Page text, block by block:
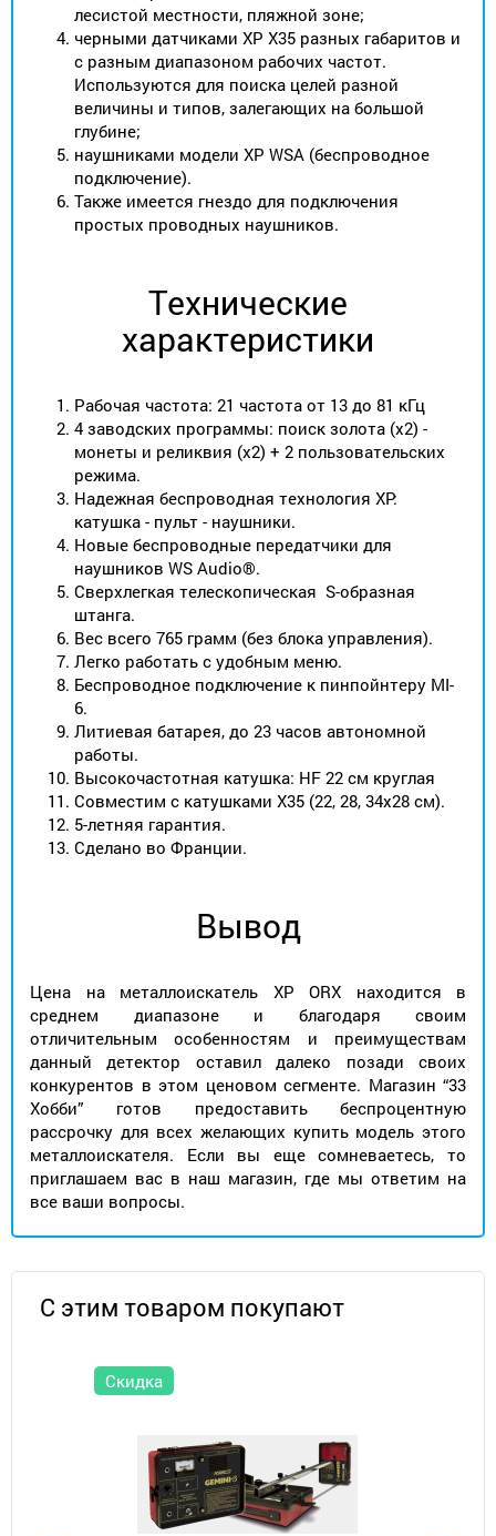
лесистой местности, пляжной зоне;
черными датчиками XP X35 разных габаритов и
с разным диапазоном рабочих частот.
Используются для поиска целей разной
величины и типов, залегающих на большой
глубине;
наушниками модели XP WSA (беспроводное
подключение).
Также имеется гнездо для подключения
простых проводных наушников.
Технические
характеристики
Рабочая частота: 21 частота от 13 до 81 кГц
4 заводских программы: поиск золота (x2) -
монеты и реликвия (x2) + 2 пользовательских
режима.
Надежная беспроводная технология XP:
катушка - пульт - наушники.
Новые беспроводные передатчики для
наушников WS Audio®.
Сверхлегкая телескопическая S-образная
штанга.
Вес всего 765 грамм (без блока управления).
Легко работать с удобным меню.
Беспроводное подключение к пинпойнтеру MI-
6.
Литиевая батарея, до 23 часов автономной
работы.
Высокочастотная катушка: HF 22 см круглая ​
Совместим с катушками X35 (22, 28, 34х28 см).
5-летняя гарантия.
Сделано во Франции.
Вывод
Цена на металлоискатель XP ORX находится в
среднем диапазоне и благодаря своим
отличительным особенностям и преимуществам
данный детектор оставил далеко позади своих
конкурентов в этом ценовом сегменте. Магазин “33
Хобби” готов предоставить беспроцентную
рассрочку для всех желающих купить модель этого
металлоискателя. Если вы еще сомневаетесь, то
приглашаем вас в наш магазин, где мы ответим на
все ваши вопросы.
С этим товаром покупают
Скидка